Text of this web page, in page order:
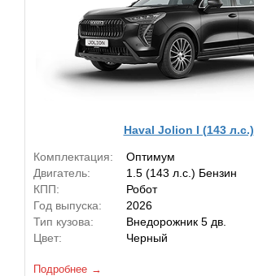
Haval Jolion I (143 л.с.)
Комплектация:
Оптимум
Двигатель:
1.5 (143 л.с.) Бензин
КПП:
Робот
Год выпуска:
2026
Тип кузова:
Внедорожник 5 дв.
Цвет:
Черный
Подробнее